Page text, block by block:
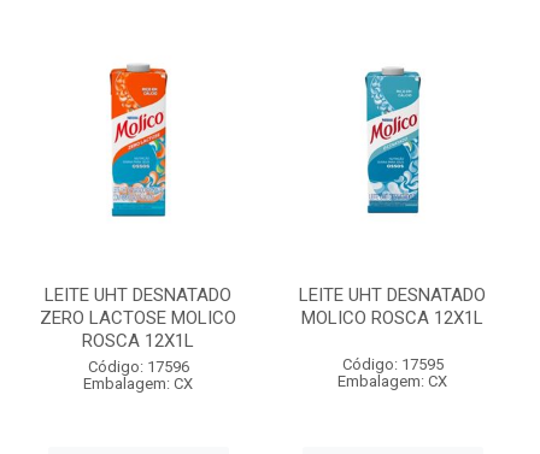
LEITE UHT DESNATADO
ZERO LACTOSE MOLICO
ROSCA 12X1L
Código: 17596
Embalagem: CX
LEITE UHT DESNATADO
MOLICO ROSCA 12X1L
Código: 17595
Embalagem: CX